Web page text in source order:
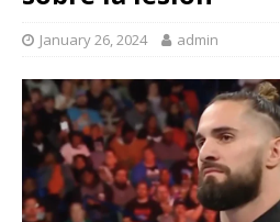
January 26, 2024 admin